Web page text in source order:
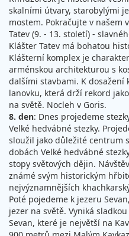
skalními útvary, starobylými
mostem. Pokračujte v našem
Tatev (9. - 13. století) -
Klášter Tatev má bohatou
Klášterní komplex je
arménskou architekturou s
dalšími stavbami. K
lanovku, která drží rekord
na světě. Nocleh v Goris.
8. den: Dnes projedeme
Velké hedvábné stezky.
sloužil jako důležité centrum
dobách Velké hedvábné
stopy světových dějin.
známé svým historickým
nejvýznamnějších
Poté pojedeme k jezeru
jezer na světě. Vyniká
Sevan, které je největší na